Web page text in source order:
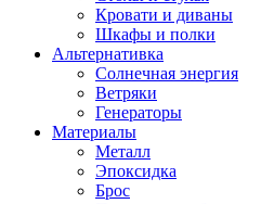
Кровати и диваны
Шкафы и полки
Альтернативка
Солнечная энергия
Ветряки
Генераторы
Материалы
Металл
Эпоксидка
Брос